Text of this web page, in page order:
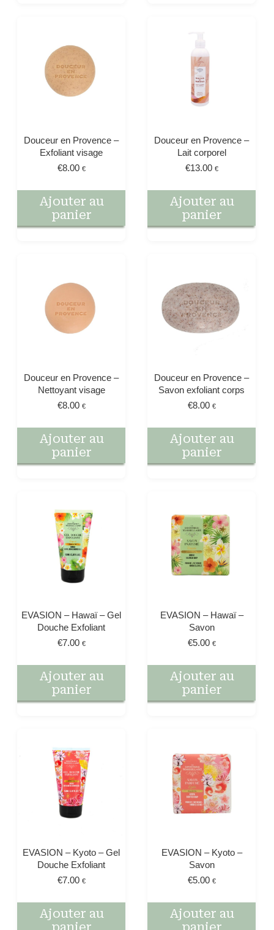
Douceur en Provence –
Exfoliant visage
€8.00 €
Ajouter au
panier
Douceur en Provence –
Lait corporel
€13.00 €
Ajouter au
panier
Douceur en Provence –
Nettoyant visage
€8.00 €
Ajouter au
panier
Douceur en Provence –
Savon exfoliant corps
€8.00 €
Ajouter au
panier
EVASION – Hawaï – Gel
Douche Exfoliant
€7.00 €
Ajouter au
panier
EVASION – Hawaï –
Savon
€5.00 €
Ajouter au
panier
EVASION – Kyoto – Gel
Douche Exfoliant
€7.00 €
Ajouter au
panier
EVASION – Kyoto –
Savon
€5.00 €
Ajouter au
panier